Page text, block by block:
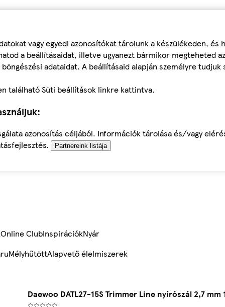
vagy egyedi azonosítókat tárolunk a készülékeden, és
a beállításaidat, illetve ugyanezt bármikor megteheted
adataidat. A beállításaid alapján személyre tudjuk
található Süti beállítások linkre kattintva.
azonosítás céljából. Információk tárolása és/vagy
Partnereink listája
Online ClubInspirációkNyár
MélyhűtöttAlapvető élelmiszerek
Daewoo DATL27-15S Trimmer Line nyírószál 2,7 mm